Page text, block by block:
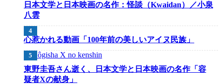
日本文学と日本映画の名作：怪談（Kwaidan）／小泉
八雲
心惹かれる動画「100年前の美しいアイヌ民族」
東野圭吾さん逝く、日本文学と日本映画の名作「容
疑者Xの献身」